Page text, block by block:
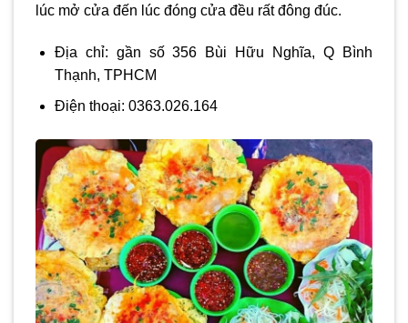
lúc mở cửa đến lúc đóng cửa đều rất đông đúc.
Địa chỉ: gần số 356 Bùi Hữu Nghĩa, Q Bình
Thạnh, TPHCM
Điện thoại: 0363.026.164